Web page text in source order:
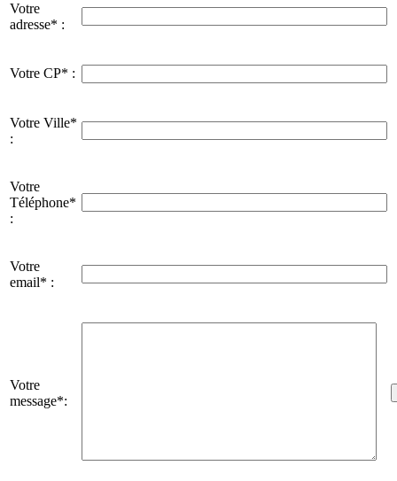
Votre
adresse* :
Votre CP* :
Votre Ville*
:
Votre
Téléphone*
:
Votre
email* :
Votre
message*: